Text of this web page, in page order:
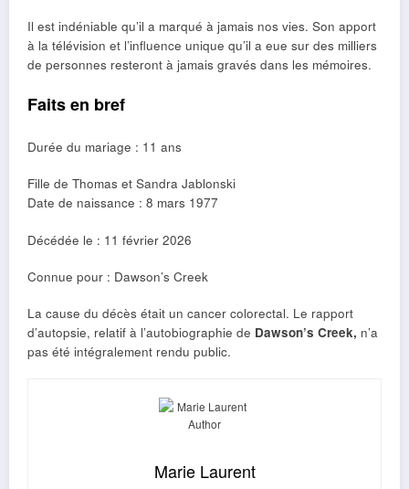
Il est indéniable qu’il a marqué à jamais nos vies. Son apport
à la télévision et l’influence unique qu’il a eue sur des milliers
de personnes resteront à jamais gravés dans les mémoires.
Faits en bref
Durée du mariage : 11 ans
Fille de Thomas et Sandra Jablonski
Date de naissance : 8 mars 1977
Décédée le : 11 février 2026
Connue pour : Dawson’s Creek
La cause du décès était un cancer colorectal. Le rapport
d’autopsie, relatif à l’autobiographie de Dawson’s Creek, n’a
pas été intégralement rendu public.
Marie Laurent